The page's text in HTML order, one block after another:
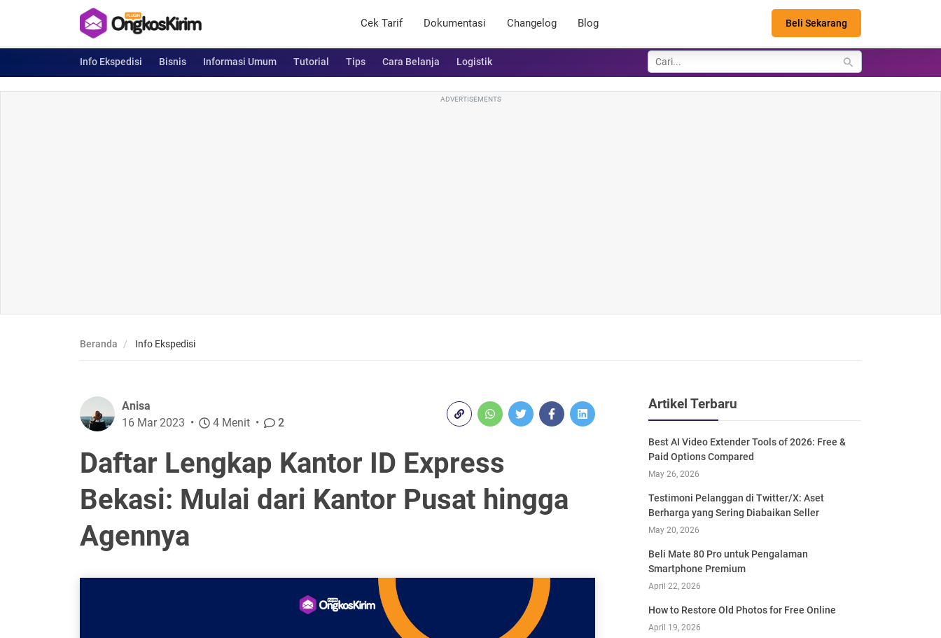
Cek Tarif Dokumentasi Changelog Blog Beli Sekarang
Info Ekspedisi Bisnis Informasi Umum Tutorial Tips Cara Belanja Logistik
ADVERTISEMENTS
Beranda Info Ekspedisi
Daftar Lengkap Kantor ID Express
Bekasi: Mulai dari Kantor Pusat hingga
Agennya
Anisa
16 Mar 2023
4 Menit 2
Artikel Terbaru
Best AI Video Extender Tools of 2026: Free &
Paid Options Compared
May 26, 2026
Testimoni Pelanggan di Twitter/X: Aset
Berharga yang Sering Diabaikan Seller
May 20, 2026
Beli Mate 80 Pro untuk Pengalaman
Smartphone Premium
April 22, 2026
How to Restore Old Photos for Free Online
April 19, 2026